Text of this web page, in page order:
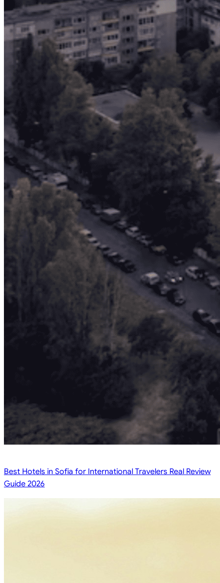
Best Hotels in Sofia for International Travelers Real Review
Guide 2026